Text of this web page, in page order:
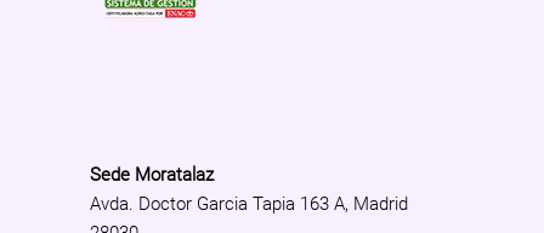
Sede Moratalaz
Avda. Doctor Garcia Tapia 163 A, Madrid